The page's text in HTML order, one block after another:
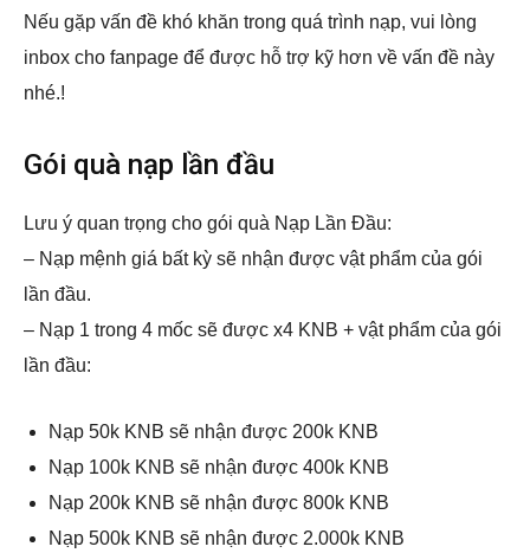
Nếu gặp vấn đề khó khăn trong quá trình nạp, vui lòng
inbox cho fanpage để được hỗ trợ kỹ hơn về vấn đề này
nhé.!
Gói quà nạp lần đầu
Lưu ý quan trọng cho gói quà Nạp Lần Đầu:
– Nạp mệnh giá bất kỳ sẽ nhận được vật phẩm của gói
lần đầu.
– Nạp 1 trong 4 mốc sẽ được x4 KNB + vật phẩm của gói
lần đầu:
Nạp 50k KNB sẽ nhận được 200k KNB
Nạp 100k KNB sẽ nhận được 400k KNB
Nạp 200k KNB sẽ nhận được 800k KNB
Nạp 500k KNB sẽ nhận được 2.000k KNB